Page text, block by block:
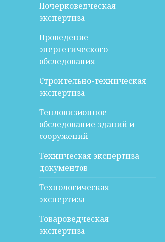
Почерковедческая
экспертиза
Проведение
энергетического
обследования
Строительно-техническая
экспертиза
Тепловизионное
обследование зданий и
сооружений
Техническая экспертиза
документов
Технологическая
экспертиза
Товароведческая
экспертиза